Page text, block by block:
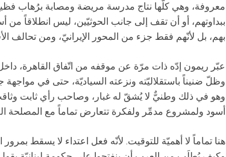
معروفة، وهي كلّها نتاج مدرسة مريضة ومصابة برُهاب
ببداوتهم، أو أن تقف إلى جانب الحوثيّين، ليس انطلاقاً
بهم، بل لأنّهم فقط جزء من المحور الإيرانيّ، ومن تحالف
عبّر ريمون إدّه ذات مرّة عن موقفه من اتّفاق القاهرة،
وظلّ ضنيناً باستقلاليّته ونزعته السياديّة، حتى في مواجهة
وهو في ذلك وطنيٌّ لا يُشقّ له غبار، وصاحب رأي ثابت
أسود ولمشروع مدمِّر ولفكرة تتعارض تماماً مع المصلحة
هنا تماماً لا أهميّة للتوقيت. لأنّه فعل اعتداء لا يسقط